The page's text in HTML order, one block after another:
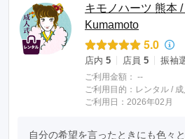
キモノハーツ 熊本
Kumamoto
5.0
店内 5 店員 5 振袖
ご利用金額： --
ご利用目的： レンタル /
ご利用日：2026年02月
自分の希望を言ったときにも色々